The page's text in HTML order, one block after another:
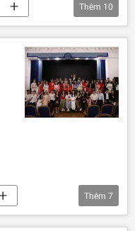
Đức
Thêm 10
Thêm 7